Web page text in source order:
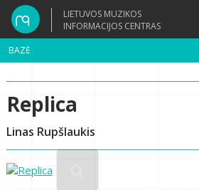
LIETUVOS MUZIKOS
INFORMACIJOS CENTRAS
BAZĖ
Replica
Linas Rupšlaukis